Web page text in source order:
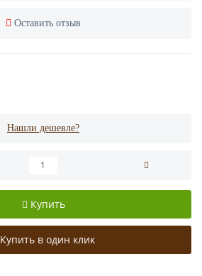
Оставить отзыв
Нашли дешевле?
Купить
Купить в один клик